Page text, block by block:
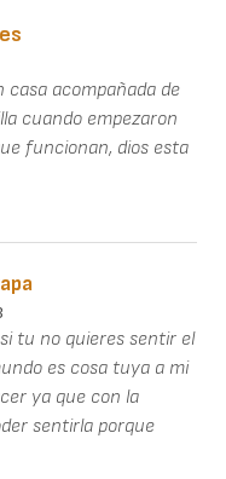
casa acompañada de
cuando empezaron
funcionan, dios esta
tu no quieres sentir el
es cosa tuya a mi
ya que con la
sentirla porque